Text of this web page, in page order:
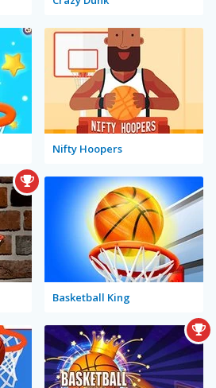
Nifty Hoopers
Basketball King